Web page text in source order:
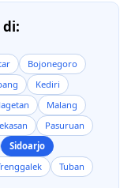
di:
Bojonegoro
Kediri
Malang
Pasuruan
Sidoarjo
Tuban